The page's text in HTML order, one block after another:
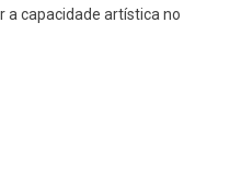
a capacidade artística no